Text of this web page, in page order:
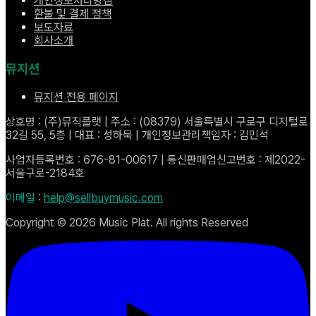
환불 및 결제 정책
보도자료
회사소개
뮤지션
뮤지션 전용 페이지
상호명 : (주)뮤직플랫 | 주소 : (08379) 서울특별시 구로구 디지털로
32길 55, 5층 | 대표 : 성하묵 | 개인정보관리책임자 : 김민석
사업자등록번호 : 676-81-00617 | 통신판매업신고번호 : 제2022-
서울구로-2184호
이메일 : help@sellbuymusic.com
Copyright © 2026 Music Plat. All rights Reserved